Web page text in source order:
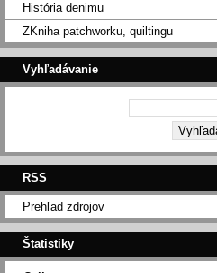
História denimu
ZKniha patchworku, quiltingu
Vyhľadávanie
RSS
Prehľad zdrojov
Štatistiky